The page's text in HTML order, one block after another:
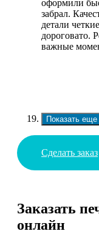
оформили
забрал.
детали
дороговато.
важные
Показать еще
Сделать заказ
Заказать
онлайн